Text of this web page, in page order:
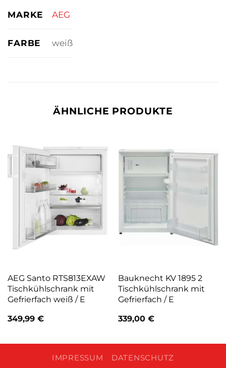
MARKE AEG
FARBE weiß
ÄHNLICHE PRODUKTE
AEG Santo RTS813EXAW
Tischkühlschrank mit
Gefrierfach weiß / E
349,99 €
Bauknecht KV 1895 2
Tischkühlschrank mit
Gefrierfach / E
339,00 €
IMPRESSUM DATENSCHUTZ